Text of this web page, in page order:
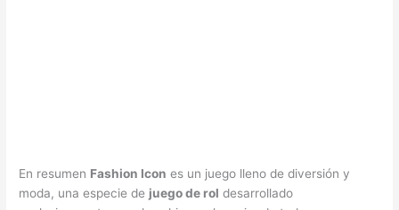
En resumen Fashion Icon es un juego lleno de diversión y
moda, una especie de juego de rol desarrollado